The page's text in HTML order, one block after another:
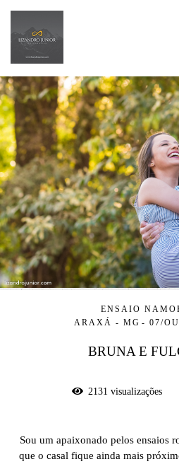
ENSAIO
ARAXÁ - MG
07/
BRUNA E
2131 visualizações
Sou um apaixonado pelos ensaios
que o casal fique ainda mais